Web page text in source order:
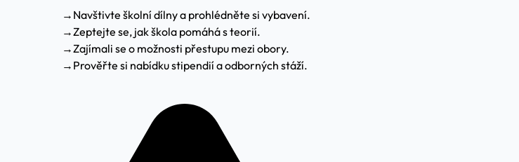
→ Navštivte školní dílny a prohlédněte si vybavení.
→Zeptejte se, jak škola pomáhá s teorií.
→Zajímali se o možnosti přestupu mezi obory.
→ Prověřte si nabídku stipendií a odborných stáží.